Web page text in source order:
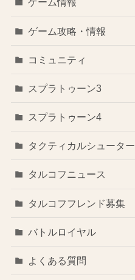
ゲーム攻略・情報
コミュニティ
スプラトゥーン3
スプラトゥーン4
タクティカルシューター
タルコフニュース
タルコフフレンド募集
バトルロイヤル
よくある質問